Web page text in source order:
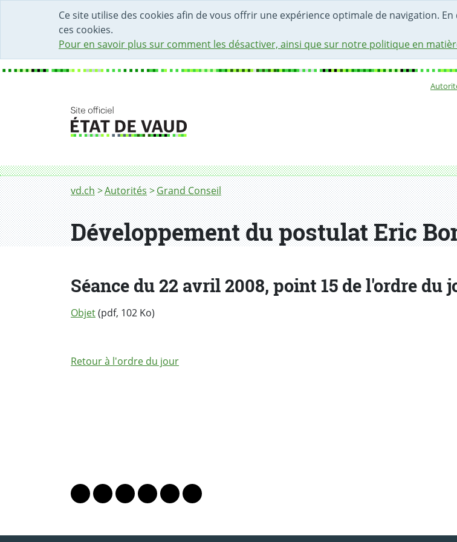
Ce site utilise des cookies afin de vous offrir une expérience optimale de navigation.
ces cookies.
Pour en savoir plus sur comment les désactiver, ainsi que sur notre politique en
DÉBUT DU CONTENU DE LA PAGE
ACCÈS AU CHAMP DE RECHERCHE
PAGE D'ACCUEIL
FORMULAIRE DE CONTACT
Fil d'Ariane
vd.ch Autorités Grand Conseil
Développement du postulat Eric
Séance du 22 avril 2008, point 15 de l'ordre du
Objet(pdf, 102 Ko)
Retour à l'ordre du jour
Lien vers le profil Mastodon
Lien vers le profil Bluesky
Lien vers le profil Instagram
Lien vers le profil Linkedin
Lien vers le profil Facebook
Lien vers le profil Twitter